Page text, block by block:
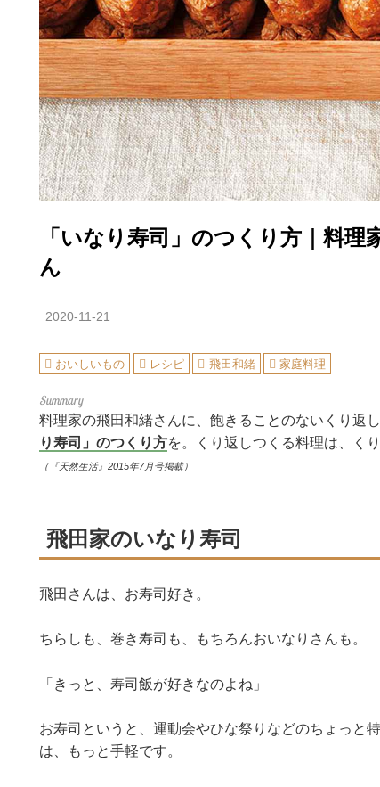
「いなり寿司」のつくり方｜料理
ん
2020-11-21
おいしいもの レシピ 飛田和緒 家庭料理
料理家の飛田和緒さんに、飽きることのないくり返
り寿司」のつくり方を。くり返しつくる料理は、く
（『天然生活』2015年7月号掲載）
飛田家のいなり寿司
飛田さんは、お寿司好き。
ちらしも、巻き寿司も、もちろんおいなりさんも。
「きっと、寿司飯が好きなのよね」
お寿司というと、運動会やひな祭りなどのちょっと
は、もっと手軽です。